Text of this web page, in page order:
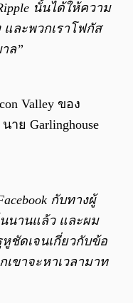
นั้นได้ให้ความ
ละพวกเราโฟกัส
ล”
Valley ของ
าย Garlinghouse
กับทางผู้
นานแล้ว และผม
ชัดเจนเกี่ยวกับข้อ
ขาจะหาเวลามาท